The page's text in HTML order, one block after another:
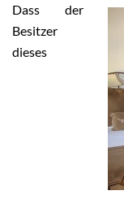
Dass der
Besitzer
dieses